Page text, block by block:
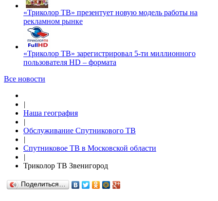
«Триколор ТВ» презентует новую модель работы на
рекламном рынке
«Триколор ТВ» зарегистрировал 5-ти миллионного
пользователя HD – формата
Все новости
|
Наша география
|
Обслуживание Спутникового ТВ
|
Спутниковое ТВ в Московской области
|
Триколор ТВ Звенигород
Поделиться…